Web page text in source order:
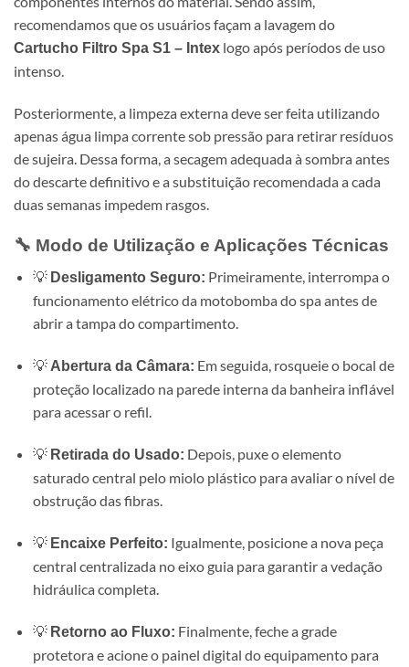
recomendamos que os usuários façam a lavagem do
Cartucho Filtro Spa S1 – Intex logo após períodos de uso
intenso.
Posteriormente, a limpeza externa deve ser feita utilizando
apenas água limpa corrente sob pressão para retirar resíduos
de sujeira. Dessa forma, a secagem adequada à sombra antes
do descarte definitivo e a substituição recomendada a cada
duas semanas impedem rasgos.
🔧 Modo de Utilização e Aplicações Técnicas
💡 Desligamento Seguro: Primeiramente, interrompa o
funcionamento elétrico da motobomba do spa antes de
abrir a tampa do compartimento.
💡 Abertura da Câmara: Em seguida, rosqueie o bocal de
proteção localizado na parede interna da banheira inflável
para acessar o refil.
💡 Retirada do Usado: Depois, puxe o elemento
saturado central pelo miolo plástico para avaliar o nível de
obstrução das fibras.
💡 Encaixe Perfeito: Igualmente, posicione a nova peça
central centralizada no eixo guia para garantir a vedação
hidráulica completa.
💡 Retorno ao Fluxo: Finalmente, feche a grade
protetora e acione o painel digital do equipamento para